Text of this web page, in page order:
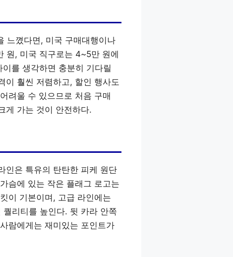
느꼈다면, 미국 구매대행이나
원, 미국 직구로는 4~5만 원에
를 생각하면 충분히 기다릴
이 훨씬 저렴하고, 할인 행사도
려울 수 있으므로 처음 구매
게 가는 것이 안전하다.
인은 특유의 탄탄한 피케 원단
슴에 있는 작은 플래그 로고는
이 기본이며, 고급 라인에는
리티를 높인다. 뒷 카라 안쪽
람에게는 재미있는 포인트가